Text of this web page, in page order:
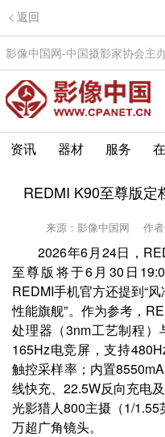
返回
影像中国网-中国摄影家协会主
资讯 器材 服务
REDMI K90至尊版定
来源：影像中国网 作
2026年6月24日，
至尊版将于6月30日
REDMI手机官方还提到“风
性能旗舰”。作为参考，
处理器（3nm工艺制程
165Hz电竞屏，支持
触控采样率；内置
线快充、22.5W反向充电
光影猎人800主摄（1/
万超广角镜头。